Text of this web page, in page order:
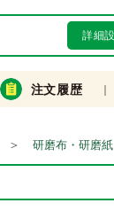
詳細
注文履歴
＞ 研磨布・研磨紙